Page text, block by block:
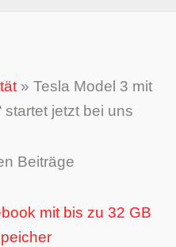
» Tesla Model 3 mit
startet jetzt bei uns
Beiträge
mit bis zu 32 GB